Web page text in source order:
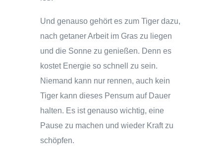
Und genauso gehört es zum Tiger dazu,
nach getaner Arbeit im Gras zu liegen
und die Sonne zu genießen. Denn es
kostet Energie so schnell zu sein.
Niemand kann nur rennen, auch kein
Tiger kann dieses Pensum auf Dauer
halten. Es ist genauso wichtig, eine
Pause zu machen und wieder Kraft zu
schöpfen.